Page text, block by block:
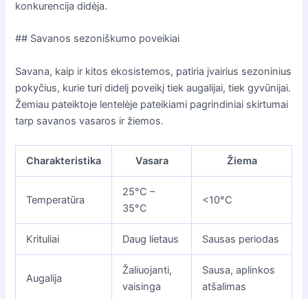
konkurencija didėja.
## Savanos sezoniškumo poveikiai
Savana, kaip ir kitos ekosistemos, patiria įvairius sezoninius
pokyčius, kurie turi didelį poveikį tiek augalijai, tiek gyvūnijai.
Žemiau pateiktoje lentelėje pateikiami pagrindiniai skirtumai
tarp savanos vasaros ir žiemos.
Charakteristika Vasara Žiema
Temperatūra
25°C –
35°C
<10°C
Krituliai Daug lietaus Sausas periodas
Augalija
Žaliuojanti,
vaisinga
Sausa, aplinkos
atšalimas